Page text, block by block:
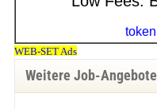
Weitere Job-Angebote